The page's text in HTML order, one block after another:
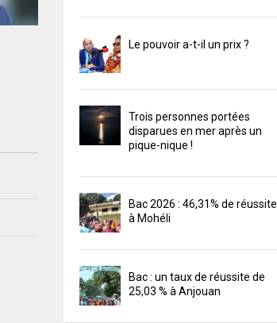
Le pouvoir a-t-il un prix ?
Trois personnes portées
disparues en mer après un
pique-nique !
Bac 2026 : 46,31% de réussite
à Mohéli
Bac : un taux de réussite de
25,03 % à Anjouan